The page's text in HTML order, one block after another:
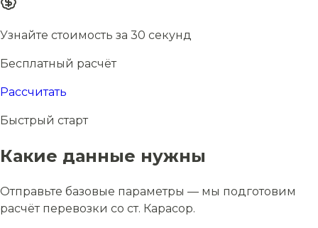
Узнайте стоимость за 30 секунд
Бесплатный расчёт
Рассчитать
Быстрый старт
Какие данные нужны
Отправьте базовые параметры — мы подготовим
расчёт перевозки со ст. Карасор.